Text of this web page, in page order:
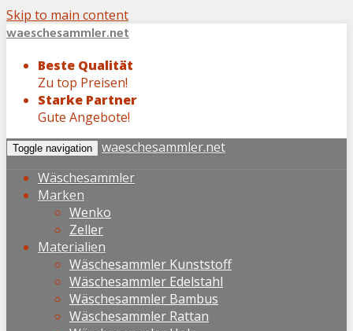
Skip to main content
waeschesammler.net
Beste Qualität
Zu top Preisen!
Starke Partner
Gute Angebote!
Toggle navigation
waeschesammler.net
Wäschesammler
Marken
Wenko
Zeller
Materialien
Wäschesammler Kunststoff
Wäschesammler Edelstahl
Wäschesammler Bambus
Wäschesammler Rattan